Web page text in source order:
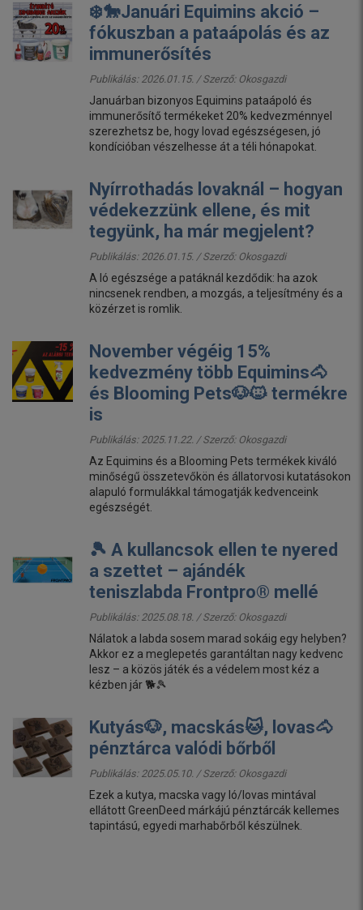
❄️🐎Januári Equimins akció –
fókuszban a pataápolás és az
immunerősítés
Publikálás: 2026.01.15. / Szerző: Okosgazdi
Januárban bizonyos Equimins pataápoló és
immunerősítő termékeket 20% kedvezménnyel
szerezhetsz be, hogy lovad egészségesen, jó
kondícióban vészelhesse át a téli hónapokat.
Nyírrothadás lovaknál – hogyan
védekezzünk ellene, és mit
tegyünk, ha már megjelent?
Publikálás: 2026.01.15. / Szerző: Okosgazdi
A ló egészsége a patáknál kezdődik: ha azok
nincsenek rendben, a mozgás, a teljesítmény és a
közérzet is romlik.
November végéig 15%
kedvezmény több Equimins🐴
és Blooming Pets🐶🐱 termékre
is
Publikálás: 2025.11.22. / Szerző: Okosgazdi
Az Equimins és a Blooming Pets termékek kiváló
minőségű összetevőkön és állatorvosi kutatásokon
alapuló formulákkal támogatják kedvenceink
egészségét.
🎾 A kullancsok ellen te nyered
a szettet – ajándék
teniszlabda Frontpro® mellé
Publikálás: 2025.08.18. / Szerző: Okosgazdi
Nálatok a labda sosem marad sokáig egy helyben?
Akkor ez a meglepetés garantáltan nagy kedvenc
lesz – a közös játék és a védelem most kéz a
kézben jár 🐕🎾
Kutyás🐶, macskás🐱, lovas🐴
pénztárca valódi bőrből
Publikálás: 2025.05.10. / Szerző: Okosgazdi
Ezek a kutya, macska vagy ló/lovas mintával
ellátott GreenDeed márkájú pénztárcák kellemes
tapintású, egyedi marhabőrből készülnek.